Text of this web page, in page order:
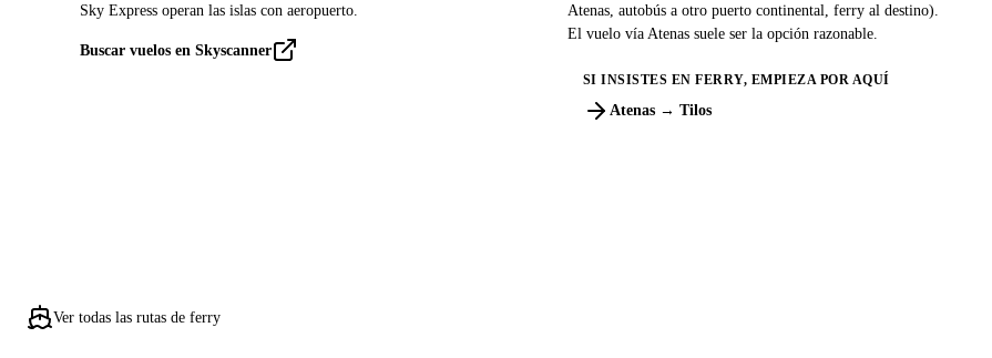
Sky Express operan las islas con aeropuerto.
Buscar vuelos en Skyscanner
Atenas, autobús a otro puerto continental, ferry al destino).
El vuelo vía Atenas suele ser la opción razonable.
SI INSISTES EN FERRY, EMPIEZA POR AQUÍ
Atenas → Tilos
Ver todas las rutas de ferry